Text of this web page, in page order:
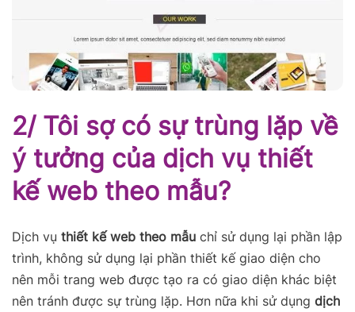
2/ Tôi sợ có sự trùng lặp về
ý tưởng của dịch vụ thiết
kế web theo mẫu?
Dịch vụ thiết kế web theo mẫu chỉ sử dụng lại phần lập
trình, không sử dụng lại phần thiết kế giao diện cho
nên mỗi trang web được tạo ra có giao diện khác biệt
nên tránh được sự trùng lặp. Hơn nữa khi sử dụng dịch